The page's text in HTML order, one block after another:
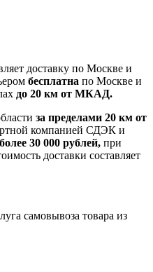
доставку по Москве и
бесплатна по Москве и
до 20 км от МКАД.
за пределами 20 км от
компанией СДЭК и
более 30 000 рублей, при
доставки составляет
самовывоза товара из